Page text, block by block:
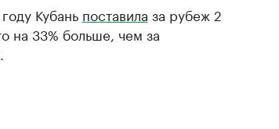
Кубань поставила за рубеж 2
на 33% больше, чем за